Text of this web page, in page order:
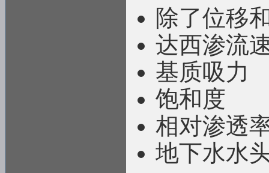
除了位移
达西渗流
基质吸力
饱和度
相对渗透
地下水水